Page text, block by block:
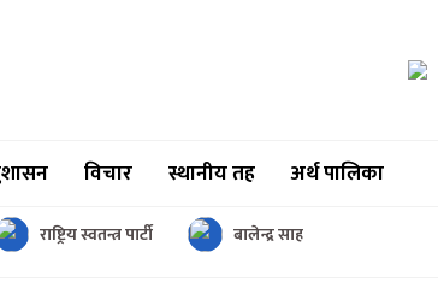
विचार स्थानीय तह अर्थ पालिका
राष्ट्रिय स्वतन्त्र पार्टी बालेन्द्र साह